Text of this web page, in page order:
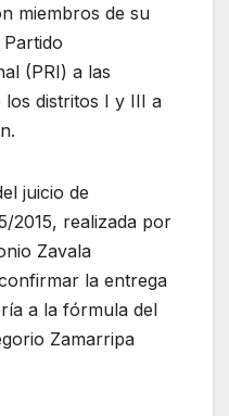
miembros de su
(PRI) a las
los distritos I y III a
juicio de
2015, realizada por
Zavala
la entrega
a la fórmula del
Zamarripa